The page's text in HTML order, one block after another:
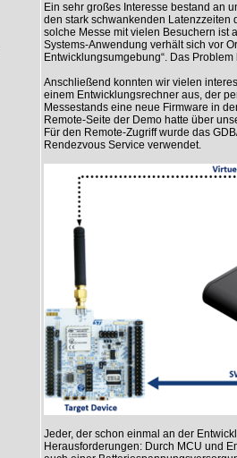
Ein sehr großes Interesse bestand an
den stark schwankenden Latenzzeiten
solche Messe mit vielen Besuchern ist
Systems-Anwendung verhält sich vor
Entwicklungsumgebung“. Das
Anschließend konnten wir vielen
einem Entwicklungsrechner aus, der
Messestands eine neue Firmware in
Remote-Seite der Demo hatte über
Für den Remote-Zugriff wurde das
Rendezvous Service verwendet.
Jeder, der schon einmal an der
Herausforderungen: Durch MCU und